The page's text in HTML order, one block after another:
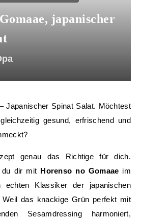
japanischer
gesund, erfrischend und
genau das Richtige für dich.
du dir mit Horenso no Gomaae im
echten Klassiker der japanischen
Weil das knackige Grün perfekt mit
Sesamdressing harmoniert,